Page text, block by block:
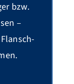
bzw.
–